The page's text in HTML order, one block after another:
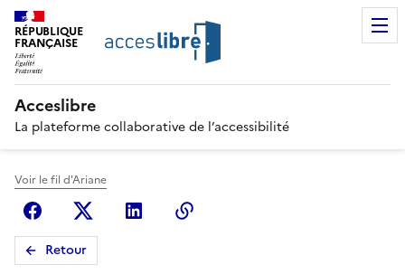
RÉPUBLIQUE
FRANÇAISE
Acceslibre
La plateforme collaborative de l’accessibilité
Voir le fil d'Ariane
FacebookX (anciennement Twitter)
Linkedin
Retour